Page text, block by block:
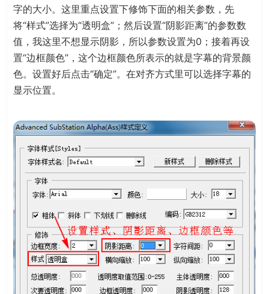
字的大小。这里重点设置下修饰下面的相关参数，先
将“样式”选择为“透明盒”；然后设置“阴影距离”的参数数
值，我这里不想显示阴影，所以参数设置为0；接着再设
置“边框颜色”，这个边框颜色所表示的就是字幕的背景颜
色。设置好后点击“确定”。在对齐方式里可以选择字幕的
显示位置。